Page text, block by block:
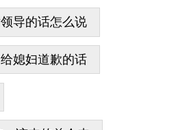
导的话怎么说
给媳妇道歉的话